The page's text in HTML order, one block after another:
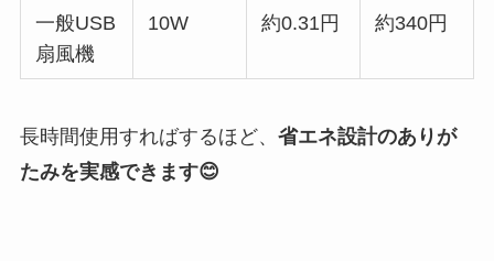
一般USB
扇風機
10W 約0.31円 約340円
長時間使用すればするほど、 省エネ設計のありが
たみを実感できます😊